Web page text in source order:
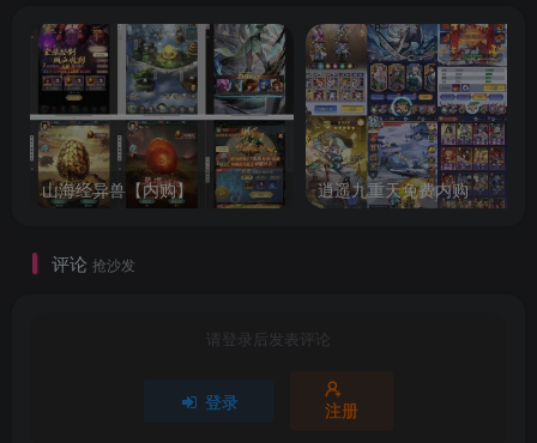
山海经异兽【内购】 逍遥九重天免费内购
评论 抢沙发
请登录后发表评论
登录 注册